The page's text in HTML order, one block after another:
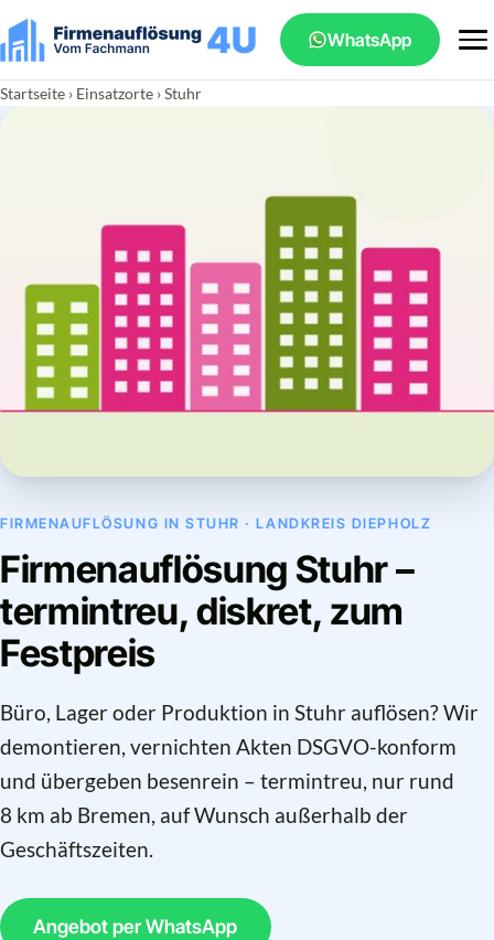
WhatsApp
Startseite › Einsatzorte › Stuhr
FIRMENAUFLÖSUNG IN STUHR · LANDKREIS DIEPHOLZ
Firmenauflösung Stuhr –
termintreu, diskret, zum
Festpreis
Büro, Lager oder Produktion in Stuhr auflösen? Wir
demontieren, vernichten Akten DSGVO-konform
und übergeben besenrein – termintreu, nur rund
8 km ab Bremen, auf Wunsch außerhalb der
Geschäftszeiten.
Angebot per WhatsApp